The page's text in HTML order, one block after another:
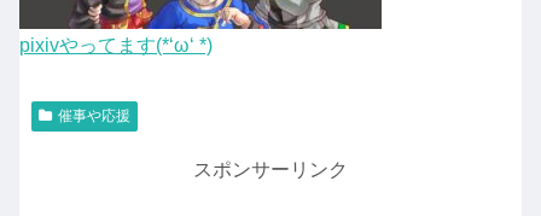
pixivやってます(*‘ω‘ *)
催事や応援
スポンサーリンク